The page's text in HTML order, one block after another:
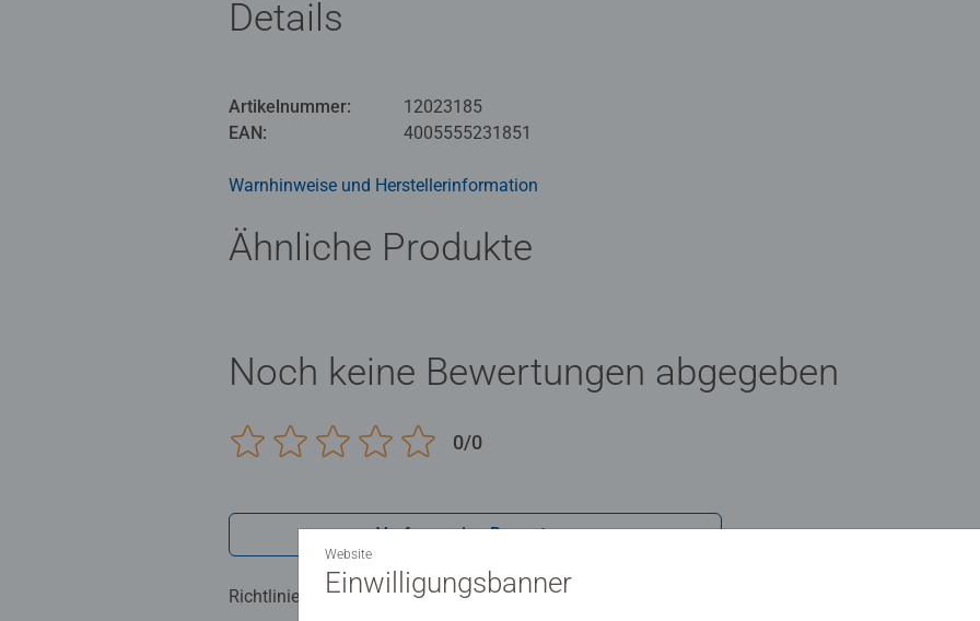
weckt.
Die Motive sind altersgerecht in drei Schwierigkeitsstufen umgesetzt: von einfachen Bildern mit
Jedes Malset enthält alles, was Künstler zum Malen brauchen und es ist kein Mischen der Farben
Details
Artikelnummer:
12023185
EAN:
4005555231851
Warnhinweise und Herstellerinformation
Ähnliche Produkte
Noch keine Bewertungen abgegeben
0/0
Verfasse eine Bewertung
Richtlinien für Bewertungen
Website
Einwilligungsbanner